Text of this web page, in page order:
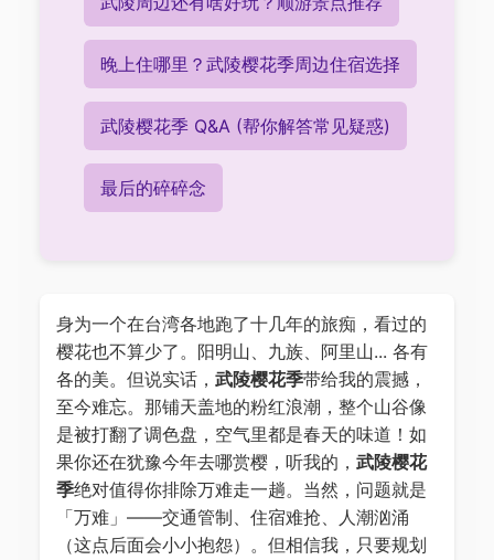
晚上住哪里？武陵樱花季周边住宿选择
武陵樱花季 Q&A (帮你解答常见疑惑)
最后的碎碎念
身为一个在台湾各地跑了十几年的旅痴，看过的
樱花也不算少了。阳明山、九族、阿里山... 各有
各的美。但说实话， 武陵樱花季带给我的震撼，
至今难忘。那铺天盖地的粉红浪潮，整个山谷像
是被打翻了调色盘，空气里都是春天的味道！如
果你还在犹豫今年去哪赏樱，听我的， 武陵樱花
季绝对值得你排除万难走一趟。当然，问题就是
「万难」——交通管制、住宿难抢、人潮汹涌
（这点后面会小小抱怨）。但相信我，只要规划